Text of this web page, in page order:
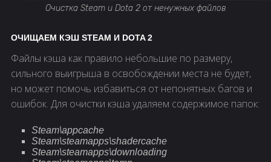
Очистка Steam и Dota 2 от ненужных файлов
ОЧИЩАЕМ КЭШ STEAM И DOTA 2
Файлы кэша как правило небольшие по размеру,
сильного выигрыша в освобождении места не будет,
но может помочь избавиться от непонятных багов и
ошибок. Для очистки кэша удаляем содержимое папок:
Steam\appcache
Steam\steamapps\shadercache
Steam\steamapps\downloading